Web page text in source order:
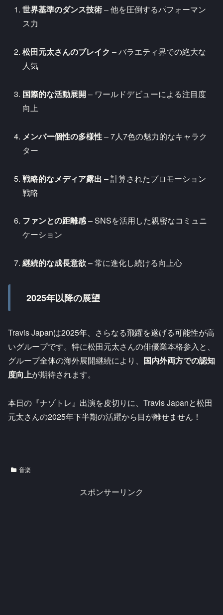
世界基準のダンス技術– 他を圧倒するパフォーマン
ス力
松田元太さんのブレイク – バラエティ界での絶大な
人気
国際的な活動展開– ワールドデビューによる注目度
向上
メンバー個性の多様性– 7人7色の魅力的なキャラク
ター
戦略的なメディア露出 – 計算されたプロモーション
戦略
ファンとの距離感– SNSを活用した親密なコミュニ
ケーション
継続的な成長意欲– 常に進化し続ける向上心
2025年以降の展望
Travis Japanは2025年、さらなる飛躍を遂げる可能性が高
いグループです。特に松田元太さんの俳優業本格参入と、
グループ全体の海外展開継続により、 国内外両方での認知
度向上が期待されます。
本日の『ナゾトレ』出演を皮切りに、Travis Japanと松田
元太さんの2025年下半期の活躍から目が離せません！
音楽
スポンサーリンク